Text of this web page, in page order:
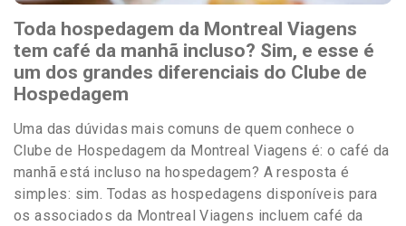
Toda hospedagem da Montreal Viagens
tem café da manhã incluso? Sim, e esse é
um dos grandes diferenciais do Clube de
Hospedagem
Uma das dúvidas mais comuns de quem conhece o
Clube de Hospedagem da Montreal Viagens é: o café da
manhã está incluso na hospedagem? A resposta é
simples: sim. Todas as hospedagens disponíveis para
os associados da Montreal Viagens incluem café da